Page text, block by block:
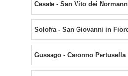
Cesate - San Vito dei
Solofra - San Giovanni in
Gussago - Caronno Pertusella